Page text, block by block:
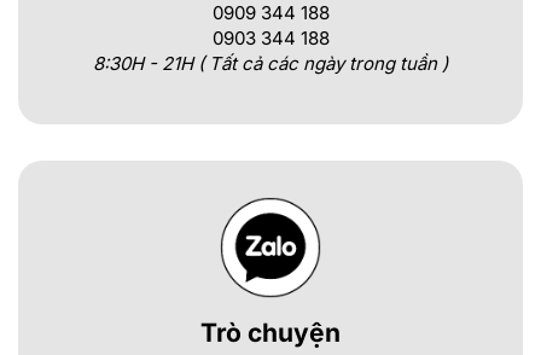
0909 344 188
0903 344 188
8:30H - 21H ( Tất cả các ngày trong tuần )
Trò chuyện